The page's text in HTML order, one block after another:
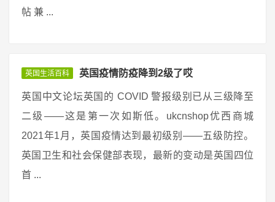
帖 兼 ...
英国生活百科 英国疫情防疫降到2级了哎
英国中文论坛英国的 COVID 警报级别已从三级降至
二级——这是第一次如斯低。ukcnshop优西商城
2021年1月，英国疫情达到最初级别——五级防控。
英国卫生和社会保健部表现，最新的变动是英国四位
首 ...